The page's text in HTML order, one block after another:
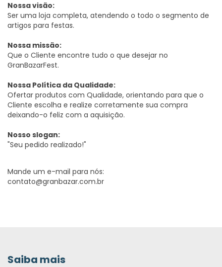
Nossa visão:
Ser uma loja completa, atendendo o todo o segmento de
artigos para festas.
Nossa missão:
Que o Cliente encontre tudo o que desejar no
GranBazarFest.
Nossa Política da Qualidade:
Ofertar produtos com Qualidade, orientando para que o
Cliente escolha e realize corretamente sua compra
deixando-o feliz com a aquisição.
Nosso slogan:
"Seu pedido realizado!"
Mande um e-mail para nós:
contato@granbazar.com.br
Saiba mais